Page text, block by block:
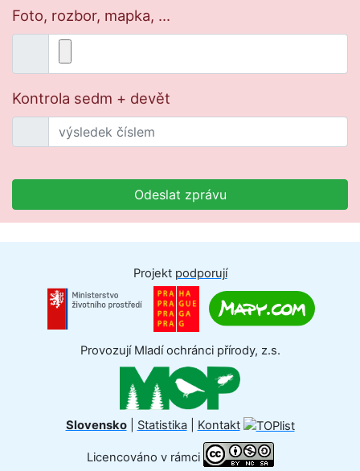
Foto, rozbor, mapka, ...
Kontrola sedm + devět
Odeslat zprávu
Projekt podporují
Provozují Mladí ochránci přírody, z.s.
Slovensko| Statistika| Kontakt
Licencováno v rámci